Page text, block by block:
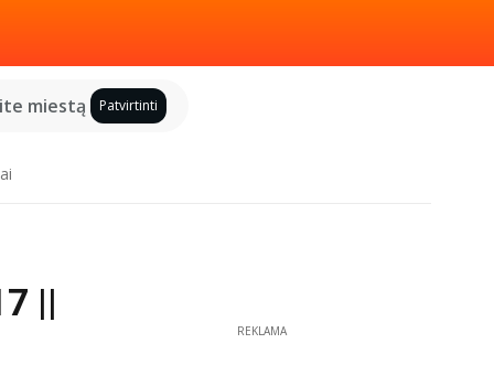
miestą Patvirtinti
||
REKLAMA